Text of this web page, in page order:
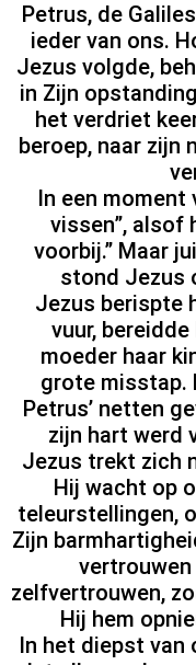
Petrus, de
ieder van ons.
Jezus volgde,
in Zijn
het verdriet
beroep, naar zijn
In een moment
vissen”, alsof
voorbij.” Maar
stond Jezus
Jezus berispte
vuur,
moeder haar
grote misstap.
Petrus’ netten
zijn hart werd
Jezus trekt zich
Hij wacht op
teleurstellingen,
Zijn
vertrouwen
zelfvertrouwen,
Hij hem
In het diepst van